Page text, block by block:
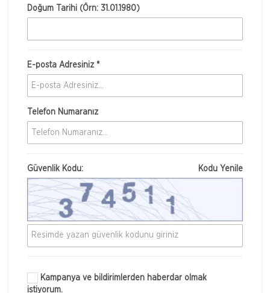
Doğum Tarihi (Örn: 31.01.1980)
E-posta Adresiniz *
Telefon Numaranız
Güvenlik Kodu: Kodu Yenile
Kampanya ve bildirimlerden haberdar olmak
istiyorum.